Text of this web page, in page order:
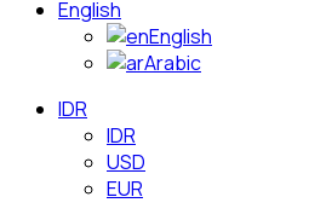
English
English
Arabic
IDR
IDR
USD
EUR